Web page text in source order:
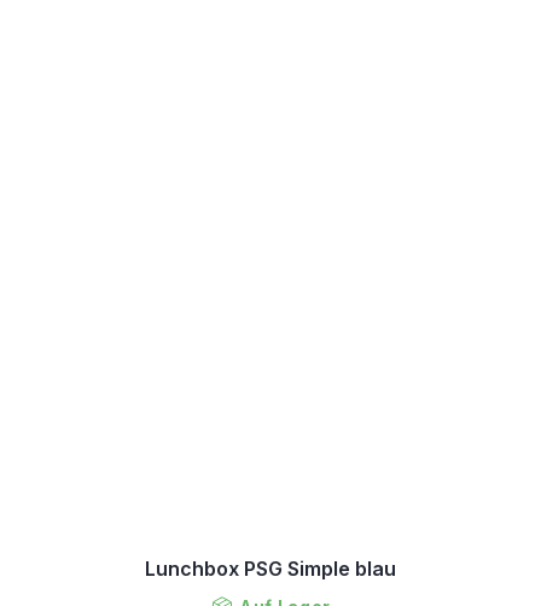
Lunchbox PSG Simple blau